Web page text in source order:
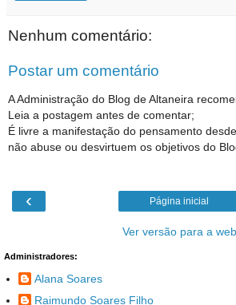
Nenhum comentário:
Postar um comentário
A Administração do Blog de Altaneira
Leia a postagem antes de comentar;
É livre a manifestação do pensamento
não abuse ou desvirtuem os objetivos do
‹ Página inicial
Ver versão para a web
Administradores:
Alana Soares
Raimundo Soares Filho